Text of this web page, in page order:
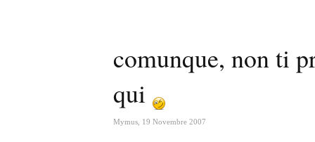
comunque, non ti
qui
Mymus 19 Novembre 2007